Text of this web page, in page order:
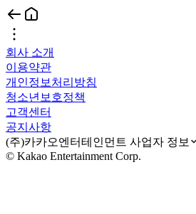
회사 소개
이용약관
개인정보처리방침
청소년보호정책
고객센터
공지사항
(주)카카오엔터테인먼트 사업자 정보
© Kakao Entertainment Corp.